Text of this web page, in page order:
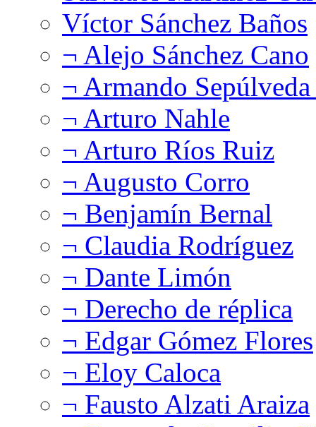
Víctor Sánchez Baños
¬ Alejo Sánchez Cano
¬ Armando
¬ Arturo Nahle
¬ Arturo Ríos Ruiz
¬ Augusto Corro
¬ Benjamín Bernal
¬ Claudia Rodríguez
¬ Dante Limón
¬ Derecho de réplica
¬ Edgar Gómez Flores
¬ Eloy Caloca
¬ Fausto Alzati Araiza